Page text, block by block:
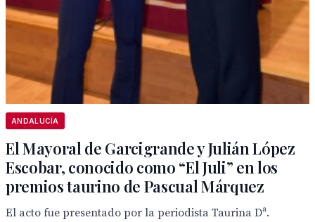
ANDALUCÍA
El Mayoral de Garcigrande y Julián López
Escobar, conocido como “El Juli” en los
premios taurino de Pascual Márquez
El acto fue presentado por la periodista Taurina Dª.